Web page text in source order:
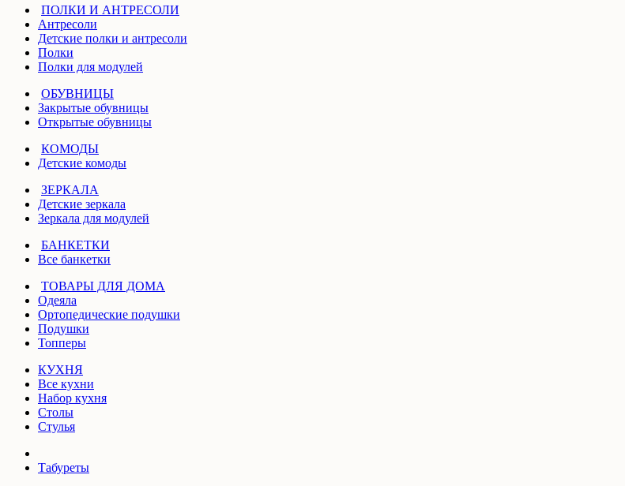
ПОЛКИ И АНТРЕСОЛИ
Антресоли
Детские полки и антресоли
Полки
Полки для модулей
ОБУВНИЦЫ
Закрытые обувницы
Открытые обувницы
КОМОДЫ
Детские комоды
ЗЕРКАЛА
Детские зеркала
Зеркала для модулей
БАНКЕТКИ
Все банкетки
ТОВАРЫ ДЛЯ ДОМА
Одеяла
Ортопедические подушки
Подушки
Топперы
КУХНЯ
Все кухни
Набор кухня
Столы
Стулья
Табуреты